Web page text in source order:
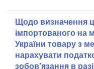
Щодо визначення
імпортованого на
України товару з
нарахувати
зобов’язання в